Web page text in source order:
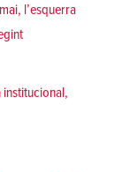
l’esquerra
«Què poden
institucional,